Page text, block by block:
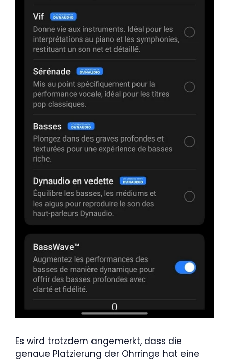
Es wird trotzdem angemerkt, dass die
genaue Platzierung der Ohrringe hat eine